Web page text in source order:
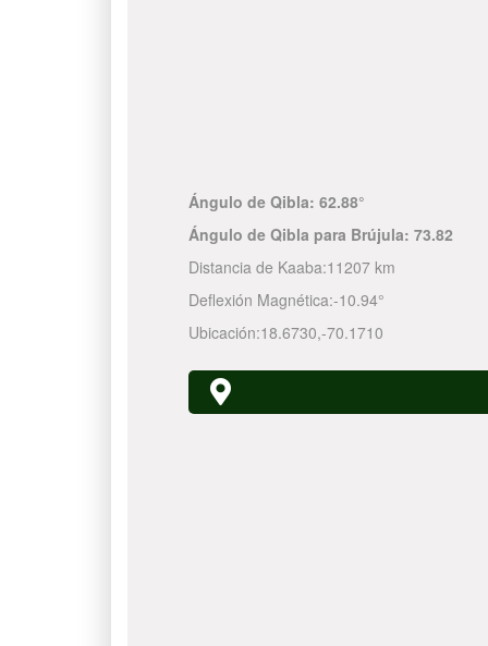
Ángulo de Qibla: 62.88°
Ángulo de Qibla para Brújula: 73.82
Distancia de Kaaba:11207 km
Deflexión Magnética:-10.94°
Ubicación:18.6730,-70.1710